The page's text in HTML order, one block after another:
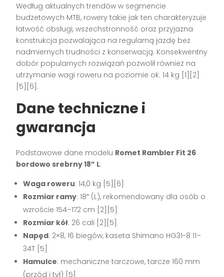
Według aktualnych trendów w segmencie
budżetowych MTB, rowery takie jak ten charakteryzuje
łatwość obsługi, wszechstronność oraz przyjazna
konstrukcja pozwalająca na regularną jazdę bez
nadmiernych trudności z konserwacją. Konsekwentny
dobór popularnych rozwiązań pozwolił również na
utrzymanie wagi roweru na poziomie ok. 14 kg [1][2]
[5][6] .
Dane techniczne i
gwarancja
Podstawowe dane modelu Romet Rambler Fit 26
bordowo srebrny 18” L:
Waga roweru: 14,0 kg [5][6]
Rozmiar ramy: 18″ (L), rekomendowany dla osób o
wzroście 154–172 cm [2][5]
Rozmiar kół: 26 cali [2][5]
Napęd: 2×8, 16 biegów, kaseta Shimano HG31-8 11–
34T [5]
Hamulce: mechaniczne tarczowe, tarcze 160 mm
(przód i tył) [5]